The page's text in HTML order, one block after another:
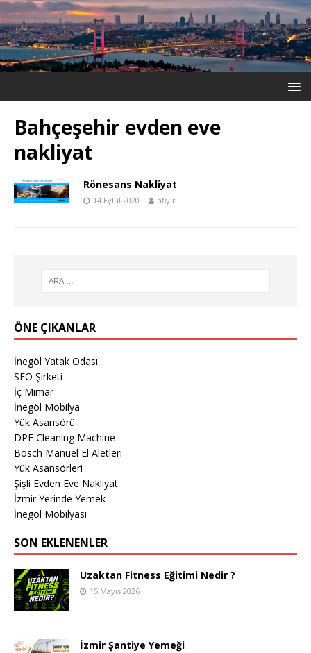
Bahçeşehir evden eve
nakliyat
Rönesans Nakliyat
14 Eylül 2020 afiyir
ÖNE ÇIKANLAR
İnegöl Yatak Odası
SEO Şirketi
İç Mimar
İnegöl Mobilya
Yük Asansörü
DPF Cleaning Machine
Bosch Manuel El Aletleri
Yük Asansörleri
Şişli Evden Eve Nakliyat
İzmir Yerinde Yemek
İnegöl Mobilyası
SON EKLENENLER
Uzaktan Fitness Eğitimi Nedir ?
15 Mayıs 2026
İzmir Şantiye Yemeği